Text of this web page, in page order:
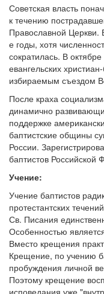
Советская власть
к течению
Православной
е годы, хотя
сократилась. В
евангельских
избираемым съездом
После краха
динамично
поддержке
баптистские общины
России.
баптистов Российской
Учение:
Учение баптистов
протестантских
Св. Писания
Особенностью
Вместо крещения
Крещение, по учению
пробуждения личной
Поэтому крещение
исповедания уже